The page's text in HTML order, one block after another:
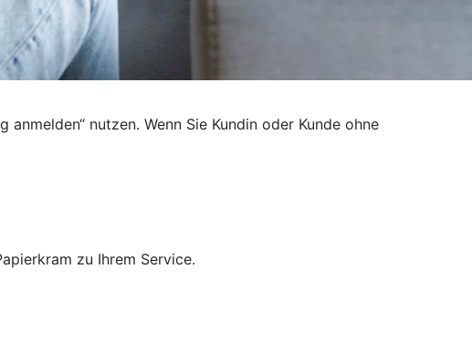
nutzen. Wenn Sie Kundin oder Kunde ohne
zu Ihrem Service.